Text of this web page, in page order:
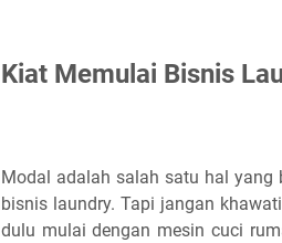
Kiat Memulai Bisnis
Modal adalah salah satu hal
bisnis laundry. Tapi jangan
dulu mulai dengan mesin cuci